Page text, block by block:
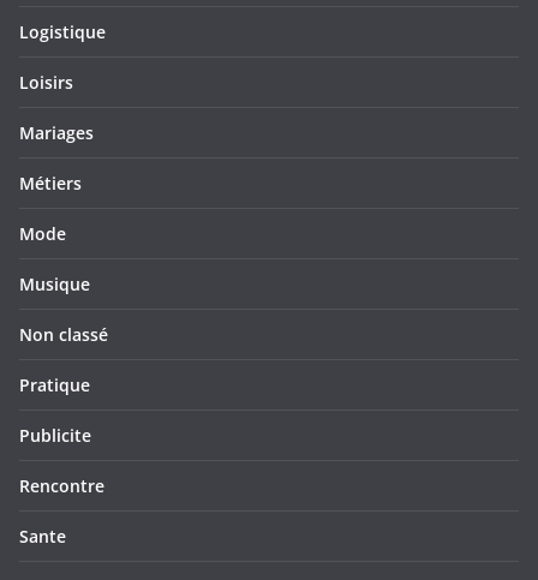
Logistique
Loisirs
Mariages
Métiers
Mode
Musique
Non classé
Pratique
Publicite
Rencontre
Sante